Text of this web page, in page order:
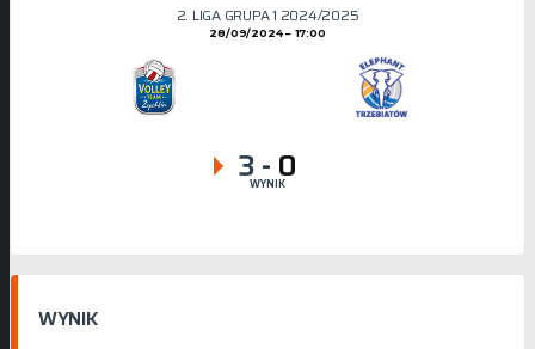
2. LIGA GRUPA 1 2024/2025
28/09/2024 17:00
3- 0
WYNIK
WYNIK